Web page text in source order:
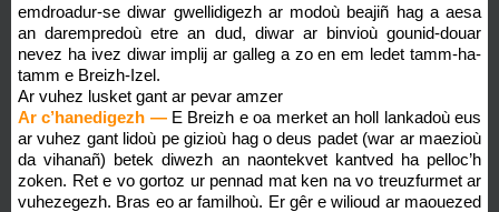
emdroadur-se diwar gwellidigezh ar modoù beajiñ hag a aesa
an darempredoù etre an dud, diwar ar binvioù gounid-douar
nevez ha ivez diwar implij ar galleg a zo en em ledet tamm-ha-
tamm e Breizh-Izel.
Ar vuhez lusket gant ar pevar amzer
Ar c’hanedigezh — E Breizh e oa merket an holl lankadoù eus
ar vuhez gant lidoù pe gizioù hag o deus padet (war ar maezioù
da vihanañ) betek diwezh an naontekvet kantved ha pelloc’h
zoken. Ret e vo gortoz ur pennad mat ken na vo treuzfurmet ar
vuhezegezh. Bras eo ar familhoù. Er gêr e wilioud ar maouezed